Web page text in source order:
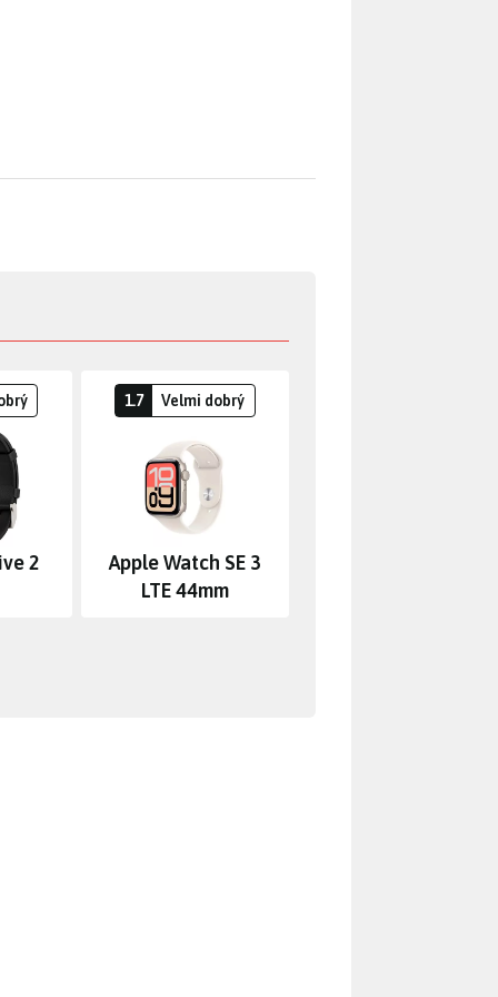
2
1.7 Velmi dobrý
Apple Watch SE 3
LTE 44mm